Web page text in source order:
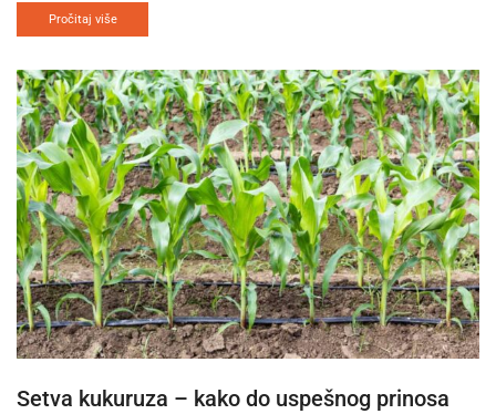
Pročitaj više
Setva kukuruza – kako do uspešnog prinosa